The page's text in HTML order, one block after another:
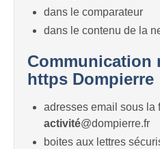
dans le comparateur
dans le contenu de la
Communication
https Dompierre
adresses email sous la
activité@dompierre.fr
boites aux lettres